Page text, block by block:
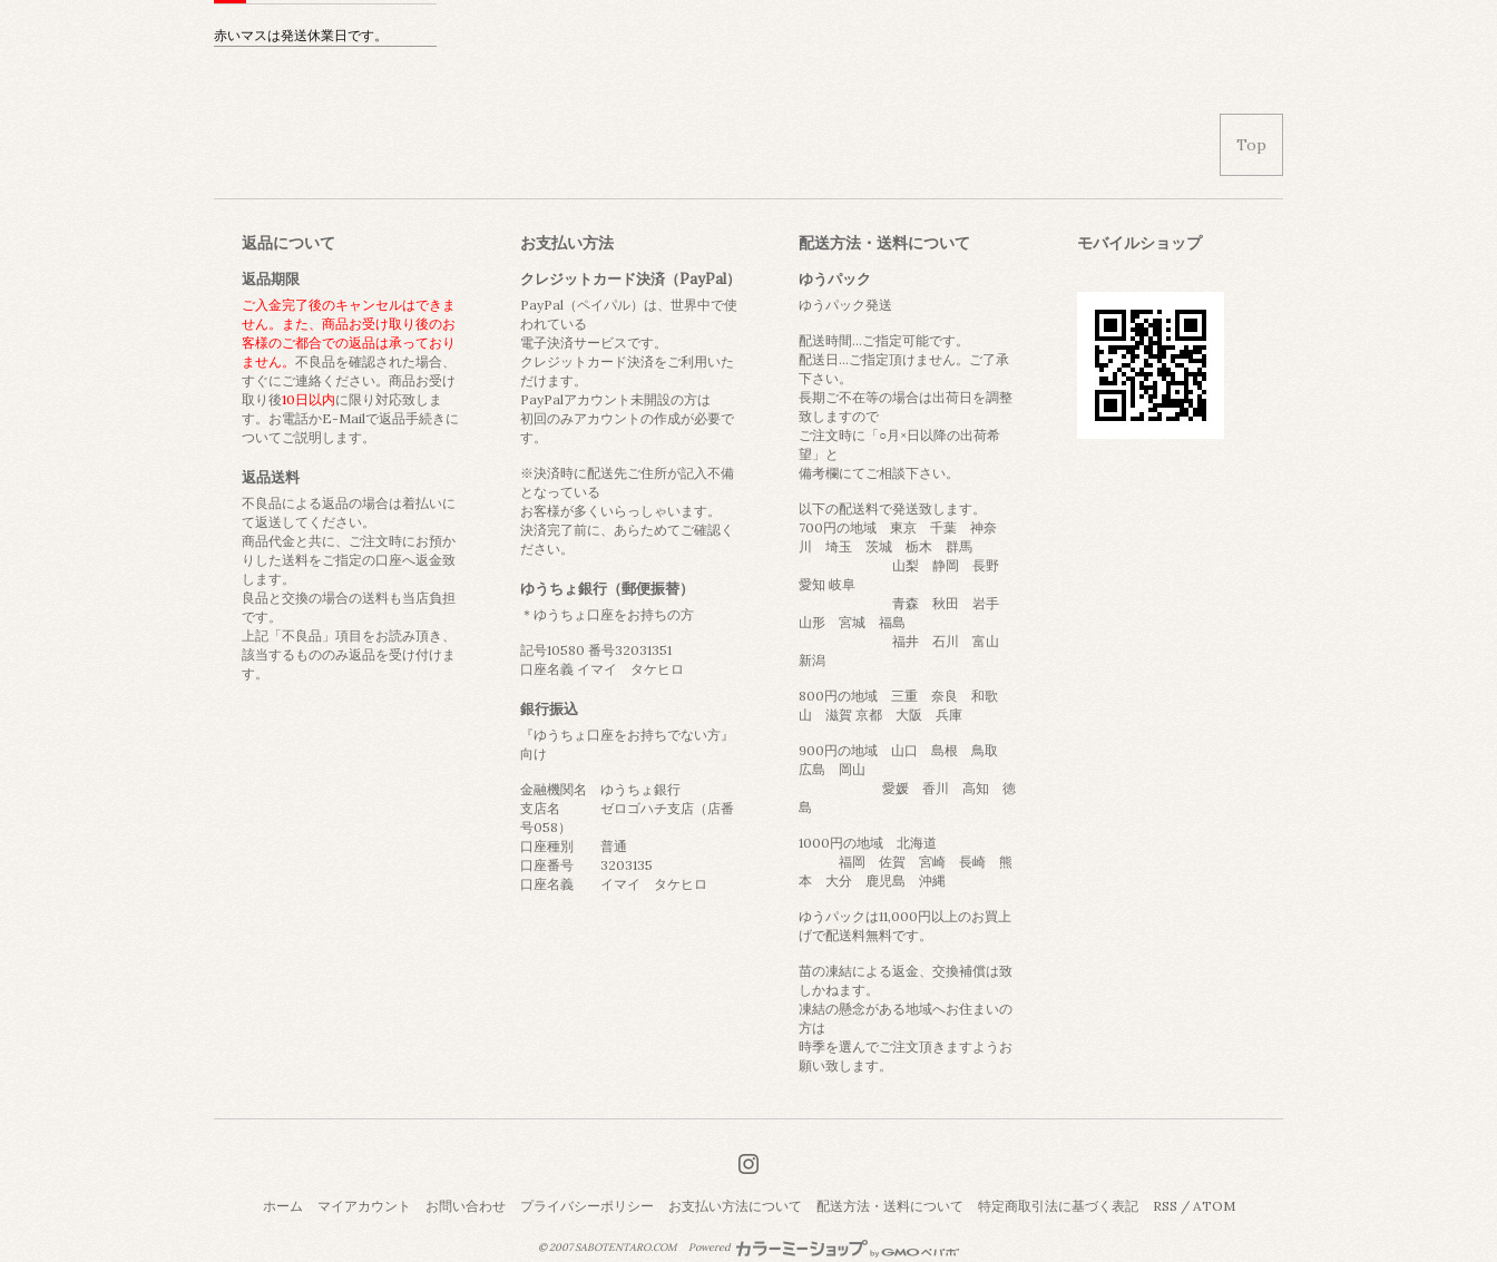
赤いマスは発送休業日です。
Top
返品について
返品期限
ご入金完了後のキャンセルはできま
せん。また、商品お受け取り後のお
客様のご都合での返品は承っており
ません。 不良品を確認された場合、
すぐにご連絡ください。商品お受け
取り後10日以内に限り対応致しま
す。お電話かE-Mailで返品手続きに
ついてご説明します。
返品送料
不良品による返品の場合は着払いに
て返送してください。
商品代金と共に、ご注文時にお預か
りした送料をご指定の口座へ返金致
します。
良品と交換の場合の送料も当店負担
です。
上記「不良品」項目をお読み頂き、
該当するもののみ返品を受け付けま
す。
お支払い方法
クレジットカード決済（PayPal）
PayPal（ペイパル）は、世界中で使
われている
電子決済サービスです。
クレジットカード決済をご利用いた
だけます。
PayPalアカウント未開設の方は
初回のみアカウントの作成が必要で
す。
※決済時に配送先ご住所が記入不備
となっている
お客様が多くいらっしゃいます。
決済完了前に、あらためてご確認く
ださい。
ゆうちょ銀行（郵便振替）
＊ゆうちょ口座をお持ちの方
記号10580 番号32031351
口座名義 イマイ タケヒロ
銀行振込
『ゆうちょ口座をお持ちでない方』
向け
金融機関名 ゆうちょ銀行
支店名 ゼロゴハチ支店（店番
号058）
口座種別 普通
口座番号 3203135
口座名義 イマイ タケヒロ
配送方法・送料について
ゆうパック
ゆうパック発送
配送時間...ご指定可能です。
配送日...ご指定頂けません。ご了承
下さい。
長期ご不在等の場合は出荷日を調整
致しますので
ご注文時に「○月×日以降の出荷希
望」と
備考欄にてご相談下さい。
以下の配送料で発送致します。
700円の地域 東京 千葉 神奈
川 埼玉 茨城 栃木 群馬
山梨 静岡 長野
愛知 岐阜
青森 秋田 岩手
山形 宮城 福島
福井 石川 富山
新潟
800円の地域 三重 奈良 和歌
山 滋賀 京都 大阪 兵庫
900円の地域 山口 島根 鳥取
広島 岡山
愛媛 香川 高知 徳
島
1000円の地域 北海道
福岡 佐賀 宮崎 長崎 熊
本 大分 鹿児島 沖縄
ゆうパックは11,000円以上のお買上
げで配送料無料です。
苗の凍結による返金、交換補償は致
しかねます。
凍結の懸念がある地域へお住まいの
方は
時季を選んでご注文頂きますようお
願い致します。
モバイルショップ
ホーム マイアカウント お問い合わせ プライバシーポリシー お支払い方法について 配送方法・送料について 特定商取引法に基づく表記 RSS / ATOM
© 2007 SABOTENTARO.COM Powered